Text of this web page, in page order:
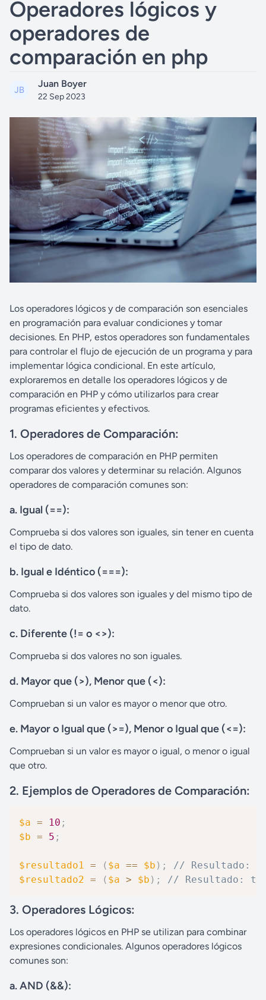
Operadores lógicos y
operadores de
comparación en php
Juan Boyer
22 Sep 2023
Los operadores lógicos y de comparación son esenciales
en programación para evaluar condiciones y tomar
decisiones. En PHP, estos operadores son fundamentales
para controlar el flujo de ejecución de un programa y para
implementar lógica condicional. En este artículo,
exploraremos en detalle los operadores lógicos y de
comparación en PHP y cómo utilizarlos para crear
programas eficientes y efectivos.
1. Operadores de Comparación:
Los operadores de comparación en PHP permiten
comparar dos valores y determinar su relación. Algunos
operadores de comparación comunes son:
a. Igual (==):
Comprueba si dos valores son iguales, sin tener en cuenta
el tipo de dato.
b. Igual e Idéntico (===):
Comprueba si dos valores son iguales y del mismo tipo de
dato.
c. Diferente (!= o <>):
Comprueba si dos valores no son iguales.
d. Mayor que (>), Menor que (<):
Comprueban si un valor es mayor o menor que otro.
e. Mayor o Igual que (>=), Menor o Igual que (<=):
Comprueban si un valor es mayor o igual, o menor o igual
que otro.
2. Ejemplos de Operadores de Comparación:
$a = 10 ;
$b = 5 ;
$resultado1 = ( $a == $b ) ;
// Resultado:
$resultado2 = ( $a > $b ) ; // Resultado:
3. Operadores Lógicos:
Los operadores lógicos en PHP se utilizan para combinar
expresiones condicionales. Algunos operadores lógicos
comunes son:
a.AND (&&):